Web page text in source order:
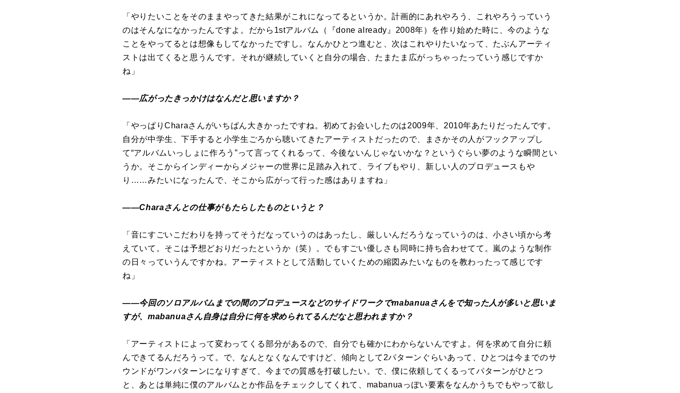
「やりたいことをそのままやってきた結果がこれになってるというか。計画的にあれやろう、これやろうっていう
のはそんなになかったんですよ。だから1stアルバム（『done already』2008年）を作り始めた時に、今のような
ことをやってるとは想像もしてなかったですし。なんかひとつ進むと、次はこれやりたいなって、たぶんアーティ
ストは出てくると思うんです。それが継続していくと自分の場合、たまたま広がっちゃったっていう感じですか
ね」
――広がったきっかけはなんだと思いますか？
「やっぱりCharaさんがいちばん大きかったですね。初めてお会いしたのは2009年、2010年あたりだったんです。
自分が中学生、下手すると小学生ごろから聴いてきたアーティストだったので、まさかその人がフックアップし
て“アルバムいっしょに作ろう”って言ってくれるって、今後ないんじゃないかな？というぐらい夢のような瞬間とい
うか。そこからインディーからメジャーの世界に足踏み入れて、ライブもやり、新しい人のプロデュースもや
り……みたいになったんで、そこから広がって行った感はありますね」
――Charaさんとの仕事がもたらしたものというと？
「音にすごいこだわりを持ってそうだなっていうのはあったし、厳しいんだろうなっていうのは、小さい頃から考
えていて。そこは予想どおりだったというか（笑）。でもすごい優しさも同時に持ち合わせてて。嵐のような制作
の日々っていうんですかね。アーティストとして活動していくための縮図みたいなものを教わったって感じです
ね」
――今回のソロアルバムまでの間のプロデュースなどのサイドワークでmabanuaさんをで知った人が多いと思いま
すが、mabanuaさん自身は自分に何を求められてるんだなと思われますか？
「アーティストによって変わってくる部分があるので、自分でも確かにわからないんですよ。何を求めて自分に頼
んできてるんだろうって。で、なんとなくなんですけど、傾向として2パターンぐらいあって、ひとつは今までのサ
ウンドがワンパターンになりすぎて、今までの質感を打破したい。で、僕に依頼してくるってパターンがひとつ
と、あとは単純に僕のアルバムとか作品をチェックしてくれて、mabanuaっぽい要素をなんかうちでもやって欲し